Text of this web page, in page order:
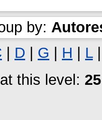
by:
| D | G | H | L
this level: 25